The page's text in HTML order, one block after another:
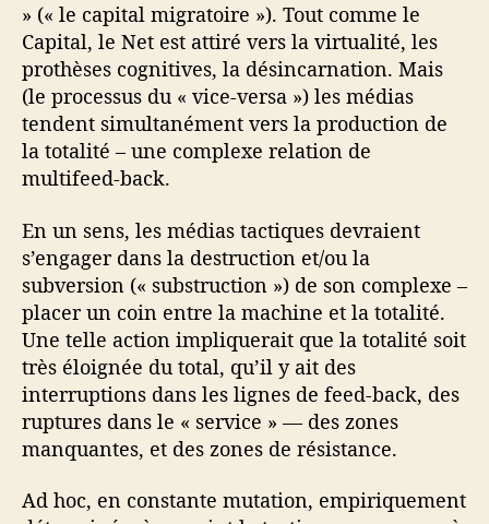
» (« le capital migratoire »). Tout comme le
Capital, le Net est attiré vers la virtualité, les
prothèses cognitives, la désincarnation. Mais
(le processus du « vice-versa ») les médias
tendent simultanément vers la production de
la totalité – une complexe relation de
multifeed-back.
En un sens, les médias tactiques devraient
s’engager dans la destruction et/ou la
subversion (« substruction ») de son complexe –
placer un coin entre la machine et la totalité.
Une telle action impliquerait que la totalité soit
très éloignée du total, qu’il y ait des
interruptions dans les lignes de feed-back, des
ruptures dans le « service » — des zones
manquantes, et des zones de résistance.
Ad hoc, en constante mutation, empiriquement